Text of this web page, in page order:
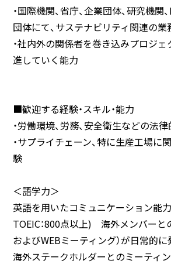
・国際機関、省庁、企業団体、研究機関
団体にて、サステナビリティ関連の業
・社内外の関係者を巻き込みプロジ
進していく能力
■歓迎する経験・スキル・能力
・労働環境、労務、安全衛生などの法
・サプライチェーン、特に生産工場に
験
＜語学力＞
英語を用いたコミュニケーション能
TOEIC：800点以上) 海外メンバーと
およびWEBミーティング）が日常的
海外ステークホルダーとのミーティ